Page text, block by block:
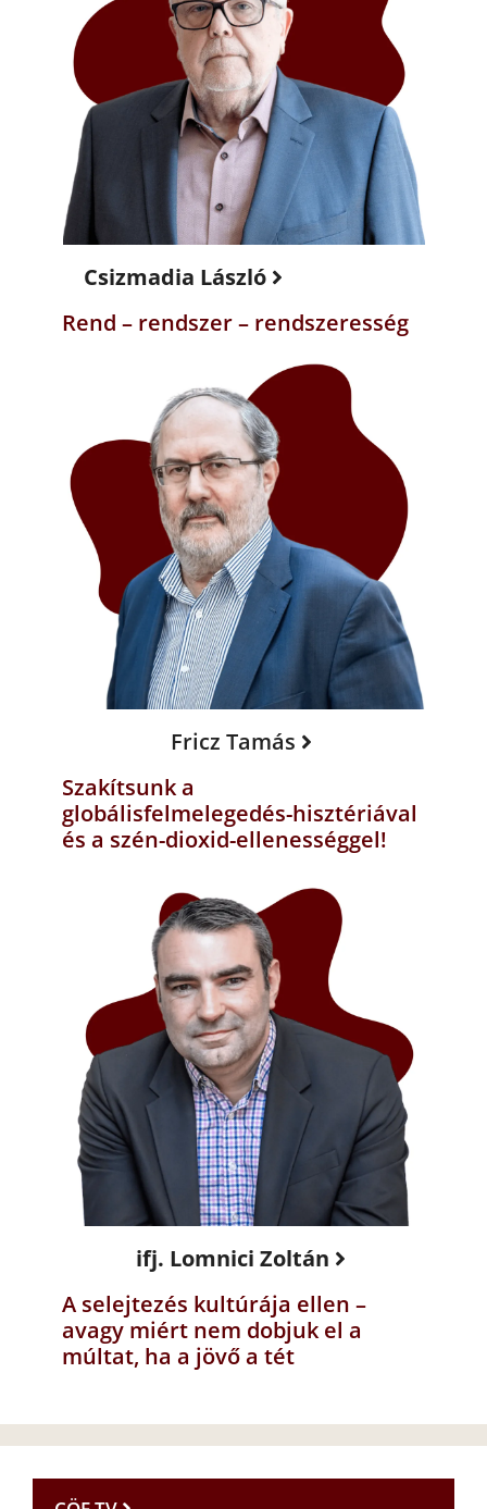
Csizmadia László
Rend – rendszer – rendszeresség
Fricz Tamás
Szakítsunk a
globálisfelmelegedés-hisztériával
és a szén-dioxid-ellenességgel!
ifj. Lomnici Zoltán
A selejtezés kultúrája ellen –
avagy miért nem dobjuk el a
múltat, ha a jövő a tét